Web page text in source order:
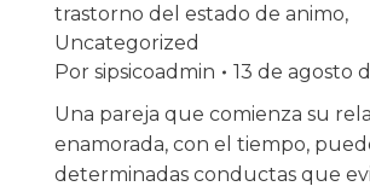
trastorno del estado de animo,
Uncategorized
Por sipsicoadmin
13 de agosto
Una pareja que comienza su
enamorada, con el tiempo,
determinadas conductas que